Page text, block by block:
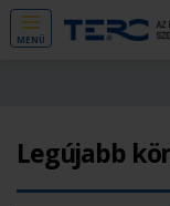
MENÜ
Legújabb